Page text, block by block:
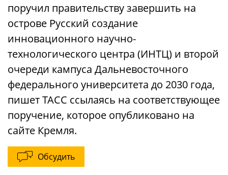
поручил правительству завершить на
острове Русский создание
инновационного научно-
технологического центра (ИНТЦ) и второй
очереди кампуса Дальневосточного
федерального университета до 2030 года,
пишет ТАСС ссылаясь на соответствующее
поручение, которое опубликовано на
сайте Кремля.
Обсудить